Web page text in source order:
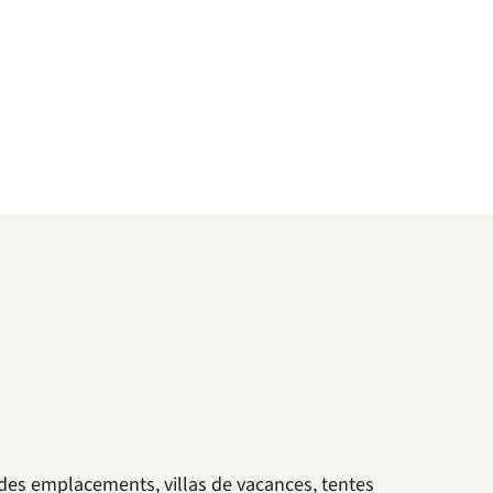
emplacements, villas de vacances, tentes